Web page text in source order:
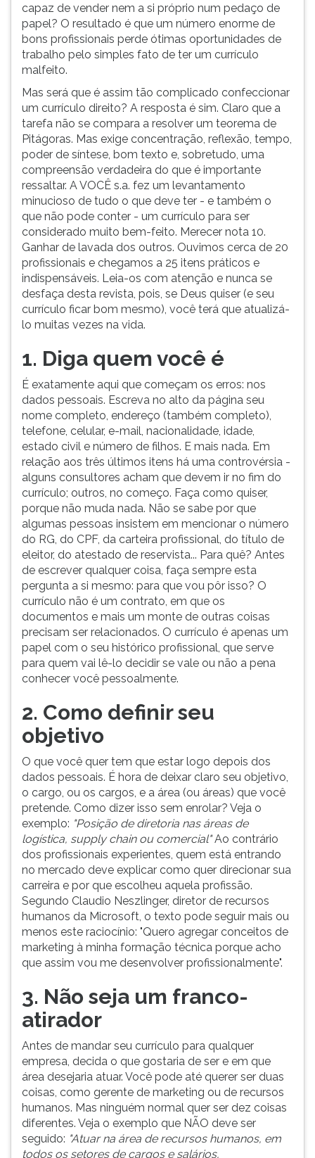
capaz de vender nem a si próprio num pedaço de
papel? O resultado é que um número enorme de
bons profissionais perde ótimas oportunidades de
trabalho pelo simples fato de ter um currículo
malfeito.
Mas será que é assim tão complicado confeccionar
um currículo direito? A resposta é sim. Claro que a
tarefa não se compara a resolver um teorema de
Pitágoras. Mas exige concentração, reflexão, tempo,
poder de síntese, bom texto e, sobretudo, uma
compreensão verdadeira do que é importante
ressaltar. A VOCÊ s.a. fez um levantamento
minucioso de tudo o que deve ter - e também o
que não pode conter - um currículo para ser
considerado muito bem-feito. Merecer nota 10.
Ganhar de lavada dos outros. Ouvimos cerca de 20
profissionais e chegamos a 25 itens práticos e
indispensáveis. Leia-os com atenção e nunca se
desfaça desta revista, pois, se Deus quiser (e seu
currículo ficar bom mesmo), você terá que atualizá-
lo muitas vezes na vida.
1. Diga quem você é
É exatamente aqui que começam os erros: nos
dados pessoais. Escreva no alto da página seu
nome completo, endereço (também completo),
telefone, celular, e-mail, nacionalidade, idade,
estado civil e número de filhos. E mais nada. Em
relação aos três últimos itens há uma controvérsia -
alguns consultores acham que devem ir no fim do
currículo; outros, no começo. Faça como quiser,
porque não muda nada. Não se sabe por que
algumas pessoas insistem em mencionar o número
do RG, do CPF, da carteira profissional, do título de
eleitor, do atestado de reservista... Para quê? Antes
de escrever qualquer coisa, faça sempre esta
pergunta a si mesmo: para que vou pôr isso? O
currículo não é um contrato, em que os
documentos e mais um monte de outras coisas
precisam ser relacionados. O currículo é apenas um
papel com o seu histórico profissional, que serve
para quem vai lê-lo decidir se vale ou não a pena
conhecer você pessoalmente.
2. Como definir seu
objetivo
O que você quer tem que estar logo depois dos
dados pessoais. É hora de deixar claro seu objetivo,
o cargo, ou os cargos, e a área (ou áreas) que você
pretende. Como dizer isso sem enrolar? Veja o
exemplo: "Posição de diretoria nas áreas de
logística, supply chain ou comercial"Ao contrário
dos profissionais experientes, quem está entrando
no mercado deve explicar como quer direcionar sua
carreira e por que escolheu aquela profissão.
Segundo Claudio Neszlinger, diretor de recursos
humanos da Microsoft, o texto pode seguir mais ou
menos este raciocínio: "Quero agregar conceitos de
marketing à minha formação técnica porque acho
que assim vou me desenvolver profissionalmente".
3. Não seja um franco-
atirador
Antes de mandar seu currículo para qualquer
empresa, decida o que gostaria de ser e em que
área desejaria atuar. Você pode até querer ser duas
coisas, como gerente de marketing ou de recursos
humanos. Mas ninguém normal quer ser dez coisas
diferentes. Veja o exemplo que NÃO deve ser
seguido: "Atuar na área de recursos humanos, em
todos os setores de cargos e salários,